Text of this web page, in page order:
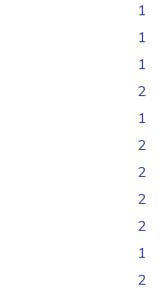
1
1
1
2
1
2
2
2
2
1
2